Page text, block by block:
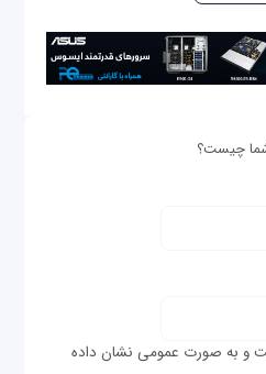
چیست؟
و به صورت عمومی نشان داده